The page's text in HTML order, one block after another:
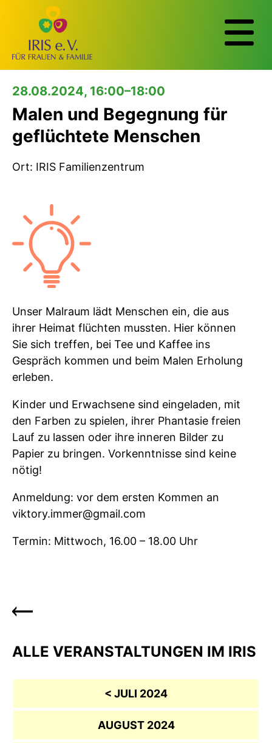
28.08.2024, 16:00–18:00
Malen und Begegnung für
geflüchtete Menschen
Ort: IRIS Familienzentrum
Unser Malraum lädt Menschen ein, die aus
ihrer Heimat flüchten mussten. Hier können
Sie sich treffen, bei Tee und Kaffee ins
Gespräch kommen und beim Malen Erholung
erleben.
Kinder und Erwachsene sind eingeladen, mit
den Farben zu spielen, ihrer Phantasie freien
Lauf zu lassen oder ihre inneren Bilder zu
Papier zu bringen. Vorkenntnisse sind keine
nötig!
Anmeldung: vor dem ersten Kommen an
viktory.immer@gmail.com
Termin: Mittwoch, 16.00 – 18.00 Uhr
ALLE VERANSTALTUNGEN IM IRIS
< JULI 2024
AUGUST 2024